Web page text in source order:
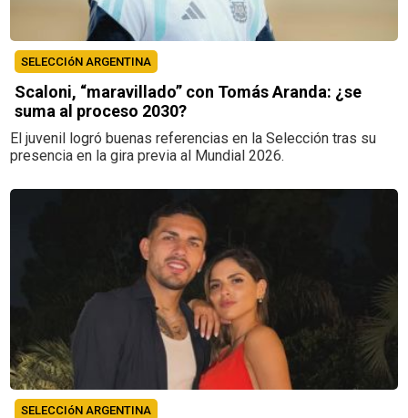
SELECCIóN ARGENTINA
Scaloni, “maravillado” con Tomás Aranda: ¿se
suma al proceso 2030?
El juvenil logró buenas referencias en la Selección tras su
presencia en la gira previa al Mundial 2026.
SELECCIóN ARGENTINA